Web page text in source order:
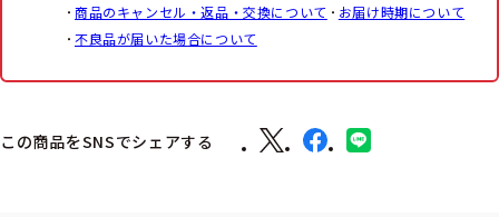
商品のキャンセル・返品・交換について
お届け時期について
不良品が届いた場合について
この商品をSNSでシェアする